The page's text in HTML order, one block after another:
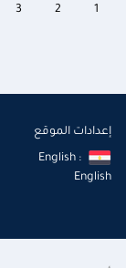
3 2 1
إعدادات الموقع
English :
English